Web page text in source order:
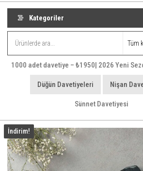
Kategoriler
1000 adet davetiye – ₺1950| 2026 Yeni
Düğün Davetiyeleri Nişan
Sünnet Davetiyesi
İndirim!